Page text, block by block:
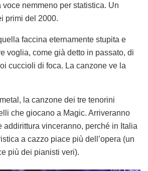
voce nemmeno per statistica. Un
primi del 2000.
faccina eternamente stupita e
voglia, come già detto in passato, di
cuccioli di foca. La canzone ve la
la canzone dei tre tenorini
che giocano a Magic. Arriveranno
addirittura vinceranno, perché in Italia
a cazzo piace più dell’opera (un
più dei pianisti veri).